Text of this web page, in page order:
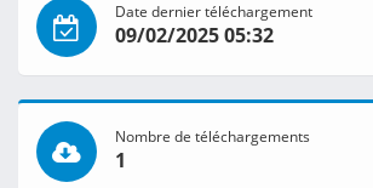
Date dernier téléchargement
09/02/2025 05:32
Nombre de téléchargements
1